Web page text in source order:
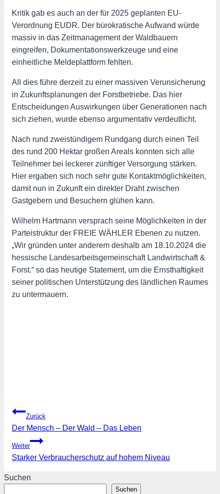
Kritik gab es auch an der für 2025 geplanten EU-
Verordnung EUDR. Der bürokratische Aufwand würde
massiv in das Zeitmanagement der Waldbauern
eingreifen, Dokumentationswerkzeuge und eine
einheitliche Meldeplattform fehlten.
All dies führe derzeit zu einer massiven Verunsicherung
in Zukunftsplanungen der Forstbetriebe. Das hier
Entscheidungen Auswirkungen über Generationen nach
sich ziehen, wurde ebenso argumentativ verdeutlicht.
Nach rund zweistündigem Rundgang durch einen Teil
des rund 200 Hektar großen Areals konnten sich alle
Teilnehmer bei leckerer zünftiger Versorgung stärken.
Hier ergaben sich noch sehr gute Kontaktmöglichkeiten,
damit nun in Zukunft ein direkter Draht zwischen
Gastgebern und Besuchern glühen kann.
Wilhelm Hartmann versprach seine Möglichkeiten in der
Parteistruktur der FREIE WÄHLER Ebenen zu nutzen.
„Wir gründen unter anderem deshalb am 18.10.2024 die
hessische Landesarbeitsgemeinschaft Landwirtschaft &
Forst.“ so das heutige Statement, um die Ernsthaftigkeit
seiner politischen Unterstützung des ländlichen Raumes
zu untermauern.
Beitragsnavigation
Zurück
Der Mensch – Der Wald – Das Leben
Weiter
Starker Verbraucherschutz auf hohem Niveau
Suchen
Suchen